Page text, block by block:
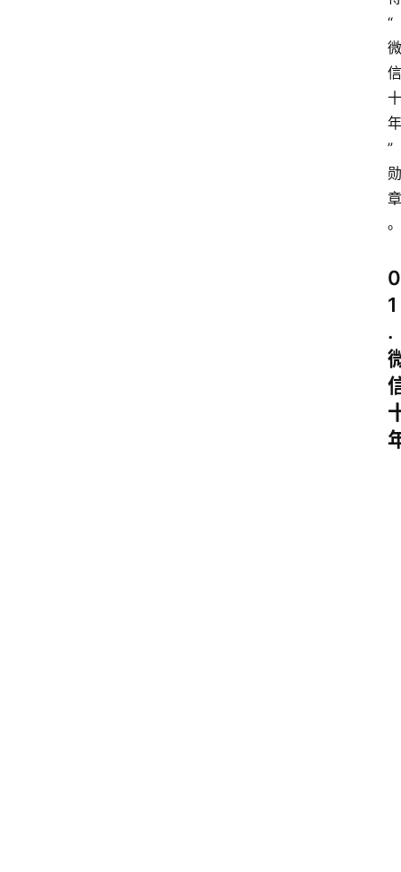
“
微
信
十
年
”
勋
章
。
0
1
.